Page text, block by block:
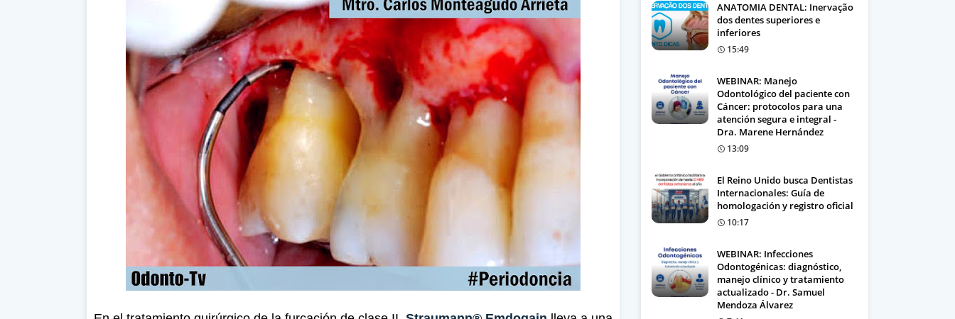
ANATOMIA DENTAL: Inervação
dos dentes superiores e
inferiores
15:49
WEBINAR: Manejo
Odontológico del paciente con
Cáncer: protocolos para una
atención segura e integral -
Dra. Marene Hernández
13:09
El Reino Unido busca Dentistas
Internacionales: Guía de
homologación y registro oficial
10:17
WEBINAR: Infecciones
Odontogénicas: diagnóstico,
manejo clínico y tratamiento
actualizado - Dr. Samuel
Mendoza Álvarez